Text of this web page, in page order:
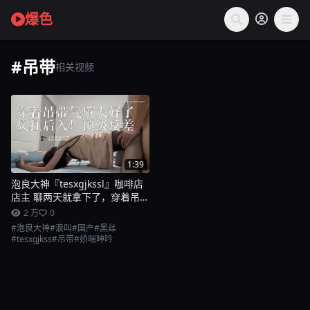
爆色
#吊带相关视频
1:39
泡良大神『tesxgjkssl』咖啡店
店主 聊两天就拿下了，穿着吊带
气质太好了 疯狂后入！顶级反
差！
2 万
0
#泡良大神#浪叫#国产#黑丝
#tesxgjkss#吊带#娇喘呻吟